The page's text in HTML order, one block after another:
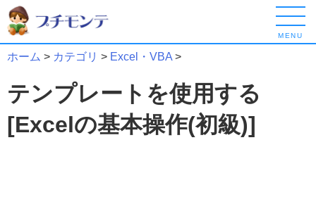
MENU
ホーム > カテゴリ > Excel・VBA>
テンプレートを使用する
[Excelの基本操作(初級)]